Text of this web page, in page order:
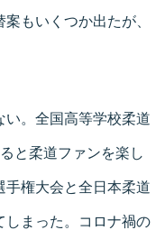
もいくつか出たが、
。全国高等学校柔道
と柔道ファンを楽し
手権大会と全日本柔道
しまった。コロナ禍の